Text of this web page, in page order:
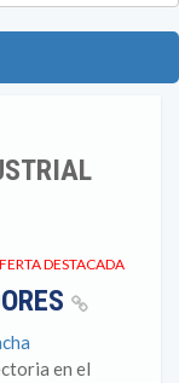
DESTACADA
en el